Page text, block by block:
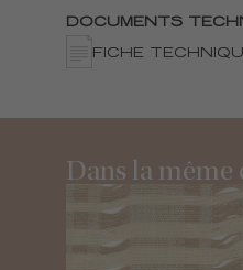
DOCUMENTS
FICHE
Dans la